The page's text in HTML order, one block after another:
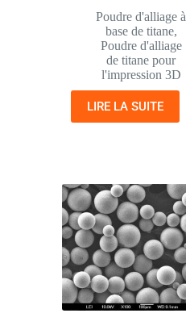
Poudre d'alliage à
base de titane,
Poudre d'alliage
de titane pour
l'impression 3D
LIRE LA SUITE